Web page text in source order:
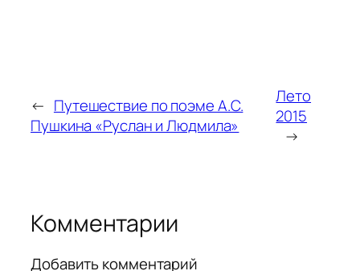
← Путешествие по поэме А.С.
Пушкина «Руслан и Людмила»
Лето
2015
→
Комментарии
Добавить комментарий